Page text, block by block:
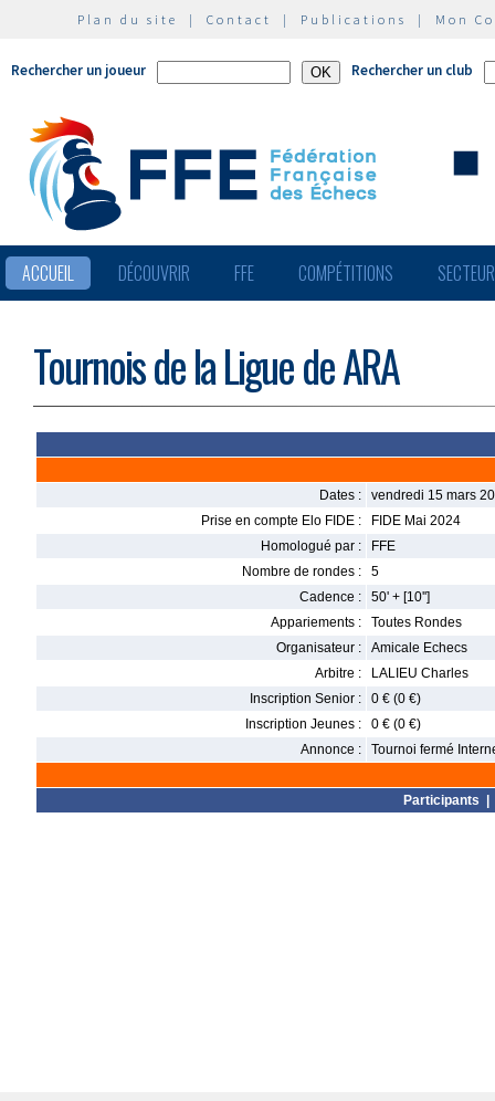
Plan du site | Contact | Publications | Mon
Rechercher un joueur Rechercher un club
ACCUEIL DÉCOUVRIR FFE COMPÉTITIONS
Tournois de la Ligue de ARA
Dates :
vendredi 15 mars
Prise en compte Elo FIDE :
FIDE Mai 2024
Homologué par :
FFE
Nombre de rondes :
5
Cadence :
50' + [10'']
Appariements :
Toutes Rondes
Organisateur :
Amicale Echecs
Arbitre :
LALIEU Charles
Inscription Senior :
0 € (0 €)
Inscription Jeunes :
0 € (0 €)
Annonce :
Tournoi fermé
Participants